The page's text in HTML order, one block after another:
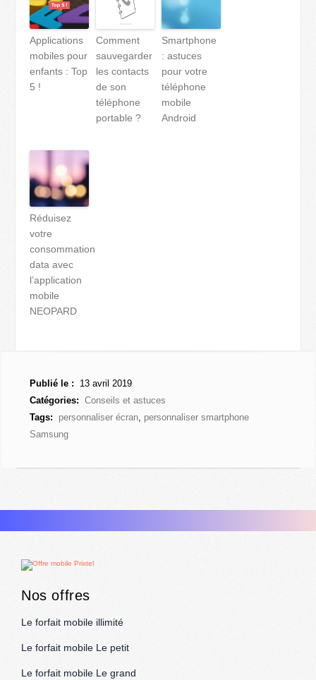
Applications
mobiles pour
enfants : Top
5 !
Comment
sauvegarder
les contacts
de son
téléphone
portable ?
Smartphone
: astuces
pour votre
téléphone
mobile
Android
Réduisez
votre
consommation
data avec
l’application
mobile
NEOPARD
Publié le :
13 avril 2019
Catégories:
Conseils et astuces
Tags:
personnaliser écran, personnaliser smartphone
Samsung
Nos offres
Le forfait mobile illimité
Le forfait mobile Le petit
Le forfait mobile Le grand